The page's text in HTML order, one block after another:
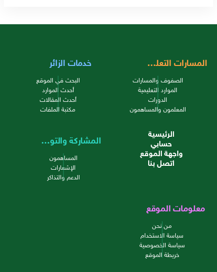
المسارات التعليمية
الصفوف والمسارات
الموارد التعليمية
الدورات
المعلمون والمساهمون
خدمات الزائر
البحث في الموقع
أحدث الموارد
أحدث المقالات
مكتبة الملفات
الرئيسية
حسابي
واجهة الموقع
اتصل بنا
المشاركة والتواصل
المساهمون
الإشعارات
الدعم والتذاكر
معلومات الموقع
من نحن
سياسة الاستخدام
سياسة الخصوصية
خريطة الموقع